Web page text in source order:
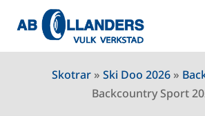
Skotrar »Ski Doo 2026 »
Backcountry Sport